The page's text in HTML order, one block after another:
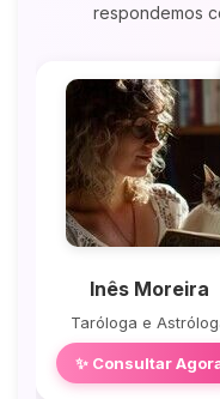
respondemos
Inês Moreira
Taróloga e
✨ Consultar